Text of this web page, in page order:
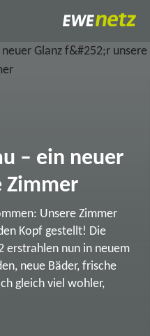
– ein neuer
Zimmer
Unsere Zimmer
Kopf gestellt! Die
erstrahlen nun in neuem
neue Bäder, frische
gleich viel wohler,